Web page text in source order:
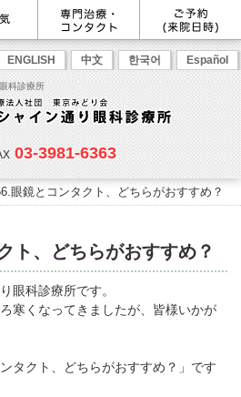
ENGLISH 中文 한국어 Español
科診療所
03-3981-6363
感染症予防のための衛生環境整
備の取り組み
ごあいさつ
検査･治療･手術機器
当院へお越しになる方へのお願
い
診療報酬に関する院内掲示
症状から探す
疾患
眼精疲労
もらい
花粉症
ルギー性結膜炎
コンタクトレンズ診
角膜疾患専門治療ページ
網膜・硝子体専門治療ページ
ぶどう膜炎専門治療ページ
花粉症専門ページ
コンタクトレンズ診療
ボツリヌス療法
特徴
しばらく眼科受診していない方
コンタクトレンズ診療を予約
角膜専門治療を予約
網膜・硝子体専門治療を予約
白内障手術公開講座を予約
予約をキャンセルする
眼鏡とコンタクト、どちらがおすすめ？
ト、どちらがおすすめ？
眼科診療所です。
寒くなってきましたが、皆様いかが
タクト、どちらがおすすめ？」です